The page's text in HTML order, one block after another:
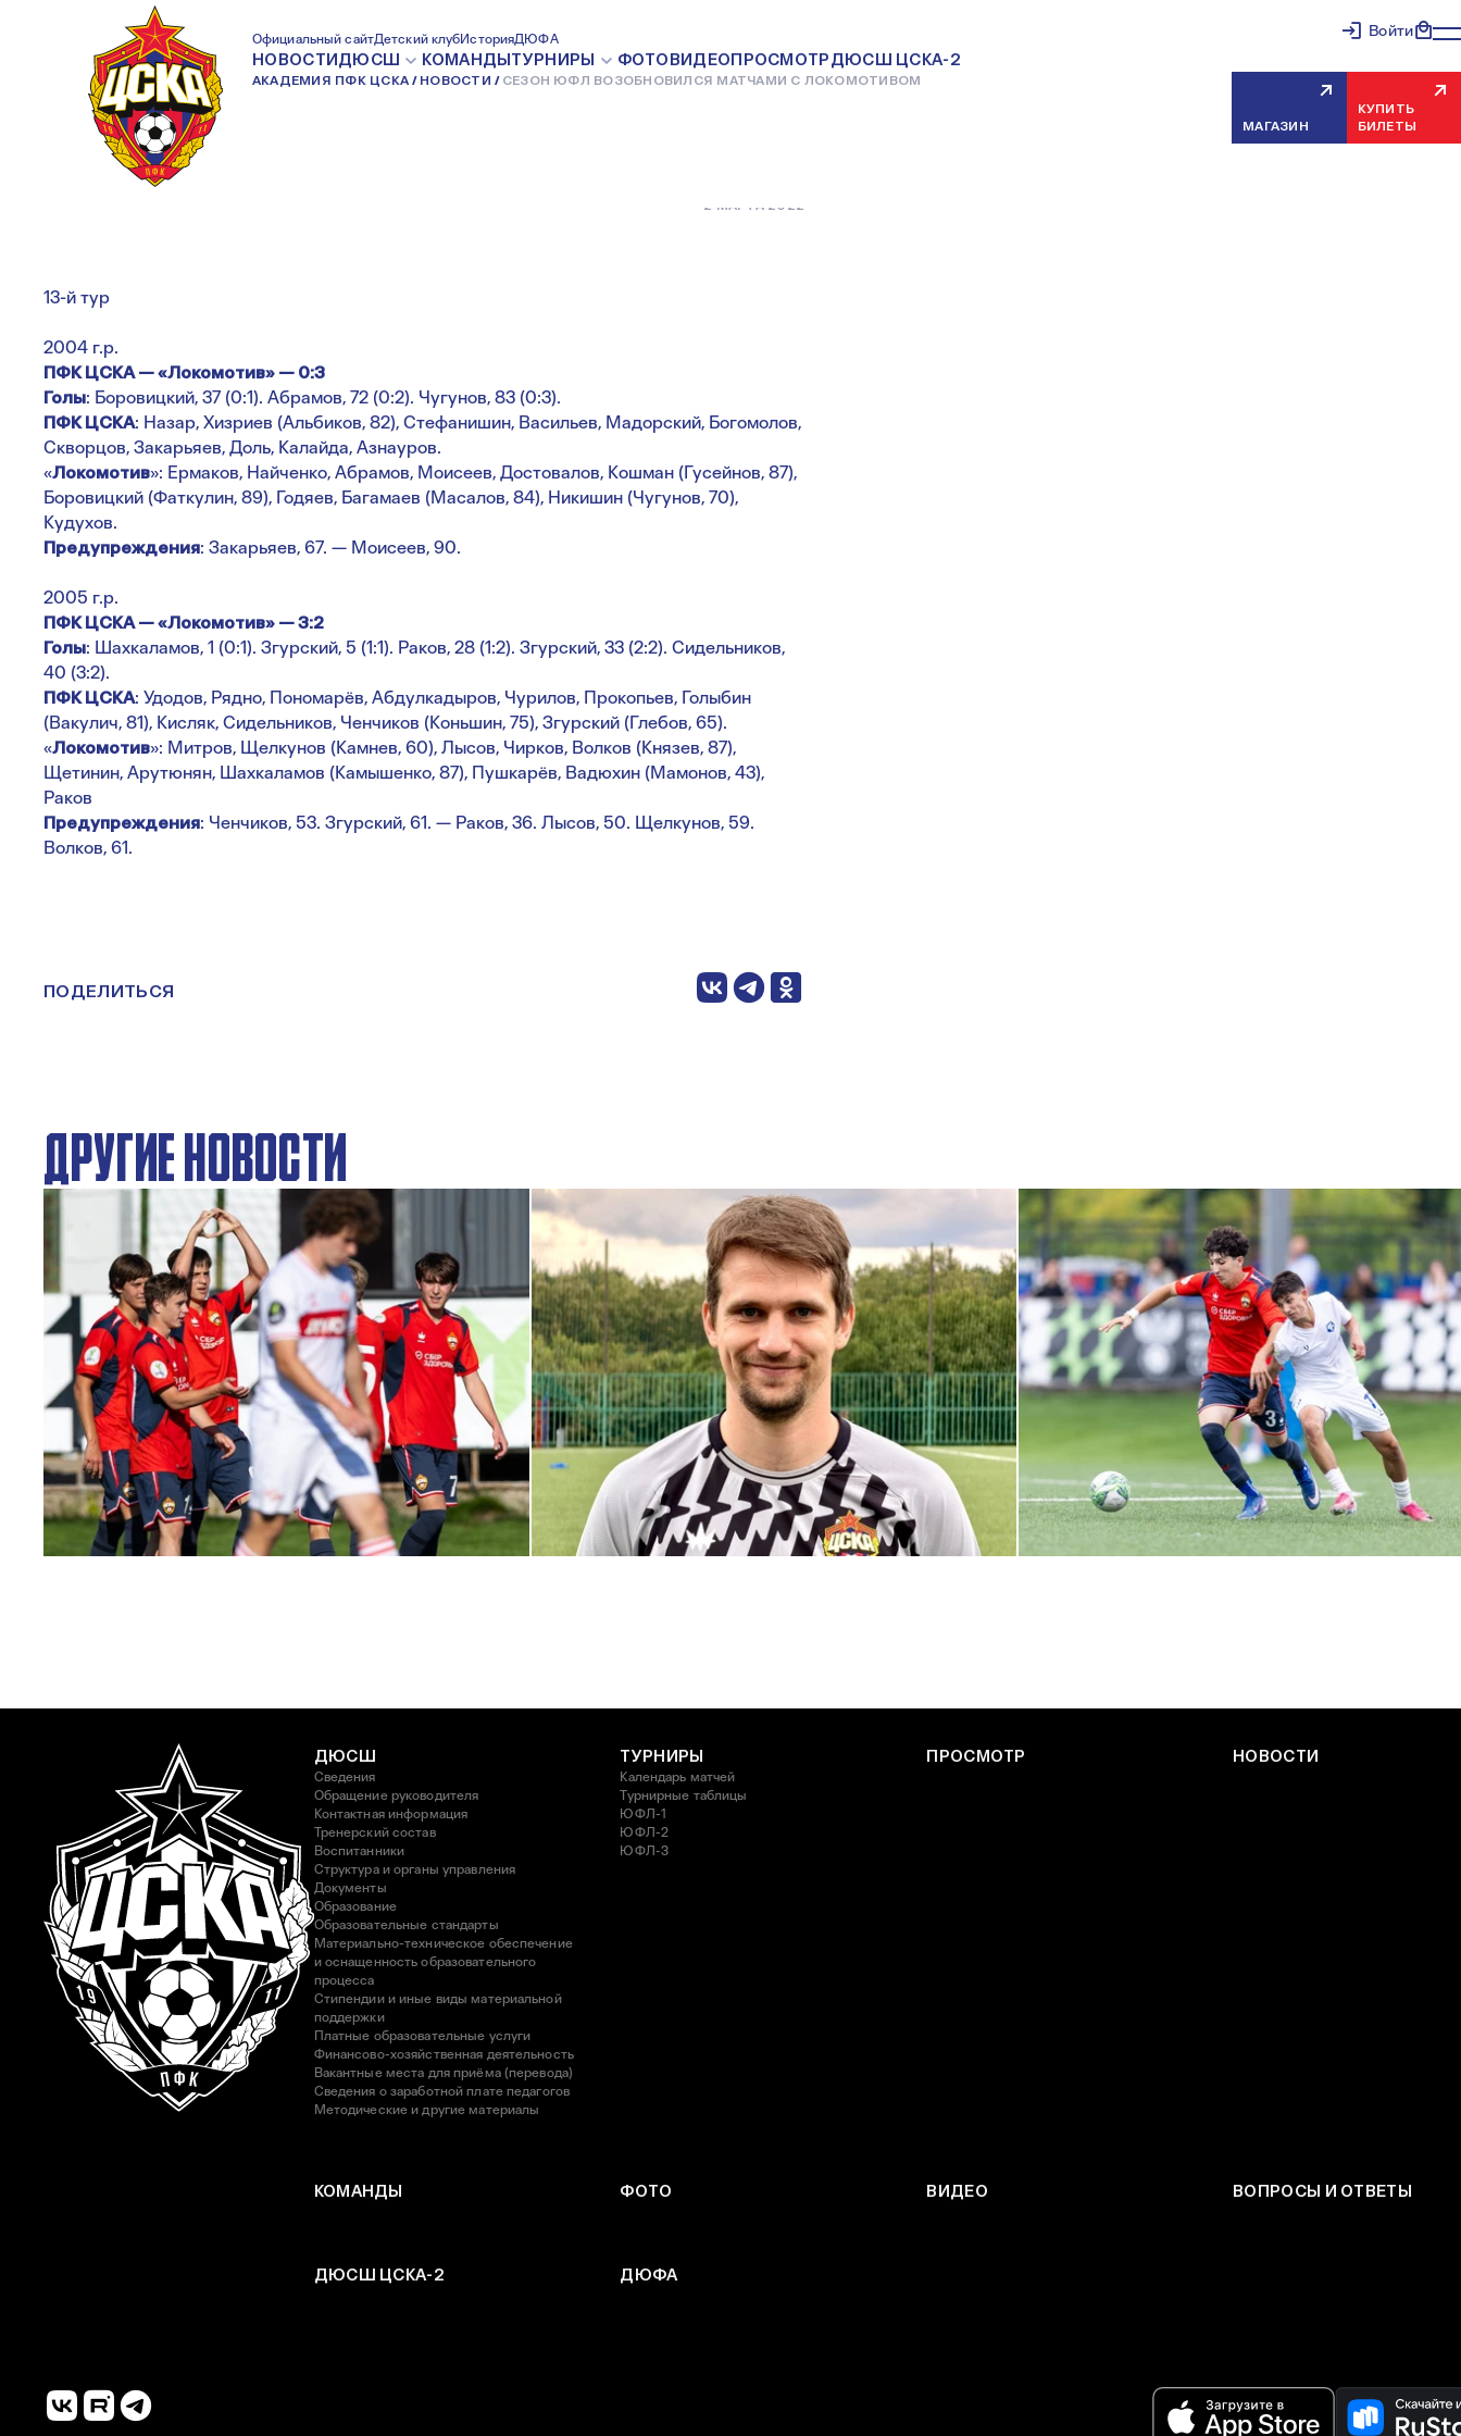
Официальный сайтДетский клубИсторияДЮФА
НОВОСТИДЮСШ КОМАНДЫТУРНИРЫ ФОТОВИДЕОПРОСМОТРДЮСШ ЦСКА-2
АКАДЕМИЯ ПФК ЦСКА НОВОСТИ СЕЗОН ЮФЛ ВОЗОБНОВИЛСЯ МАТЧАМИ С ЛОКОМОТИВОМ
Войти
МАГАЗИН
КУПИТЬ
БИЛЕТЫ
СЕЗОН ЮФЛ ВОЗОБНОВИЛСЯ
МАТЧАМИ С ЛОКОМОТИВОМ
2 МАРТА 2022
13-й тур
2004 г.р.
ПФК ЦСКА — «Локомотив» — 0:3
Голы: Боровицкий, 37 (0:1). Абрамов, 72 (0:2). Чугунов, 83 (0:3).
ПФК ЦСКА: Назар, Хизриев (Альбиков, 82), Стефанишин, Васильев, Мадорский, Богомолов,
Скворцов, Закарьяев, Доль, Калайда, Азнауров.
«Локомотив»: Ермаков, Найченко, Абрамов, Моисеев, Достовалов, Кошман (Гусейнов, 87),
Боровицкий (Фаткулин, 89), Годяев, Багамаев (Масалов, 84), Никишин (Чугунов, 70),
Кудухов.
Предупреждения: Закарьяев, 67. — Моисеев, 90.
2005 г.р.
ПФК ЦСКА — «Локомотив» — 3:2
Голы: Шахкаламов, 1 (0:1). Згурский, 5 (1:1). Раков, 28 (1:2). Згурский, 33 (2:2). Сидельников,
40 (3:2).
ПФК ЦСКА: Удодов, Рядно, Пономарёв, Абдулкадыров, Чурилов, Прокопьев, Голыбин
(Вакулич, 81), Кисляк, Сидельников, Ченчиков (Коньшин, 75), Згурский (Глебов, 65).
«Локомотив»: Митров, Щелкунов (Камнев, 60), Лысов, Чирков, Волков (Князев, 87),
Щетинин, Арутюнян, Шахкаламов (Камышенко, 87), Пушкарёв, Вадюхин (Мамонов, 43),
Раков
Предупреждения: Ченчиков, 53. Згурский, 61. — Раков, 36. Лысов, 50. Щелкунов, 59.
Волков, 61.
ПОДЕЛИТЬСЯ
ДРУГИЕ НОВОСТИ
ЮФЛ: Московское дерби на «Октябре»
3 АВГУСТА 2026 14:15
С возвращением в родной клуб, Антон Александрович!
27 ИЮЛЯ 2026 14:40
ЮФЛ: Армейцы приняли «Чертаново»
ДЮСШ
Сведения
Обращение руководителя
Контактная информация
Тренерский состав
Воспитанники
Структура и органы управления
Документы
Образование
Образовательные стандарты
Материально-техническое обеспечение
и оснащенность образовательного
процесса
Стипендии и иные виды материальной
поддержки
Платные образовательные услуги
Финансово-хозяйственная деятельность
Вакантные места для приёма (перевода)
Сведения о заработной плате педагогов
Методические и другие материалы
ТУРНИРЫ
Календарь матчей
Турнирные таблицы
ЮФЛ-1
ЮФЛ-2
ЮФЛ-3
ПРОСМОТР НОВОСТИ
КОМАНДЫ ФОТО ВИДЕО ВОПРОСЫ И ОТВЕТЫ
ДЮСШ ЦСКА-2 ДЮФА